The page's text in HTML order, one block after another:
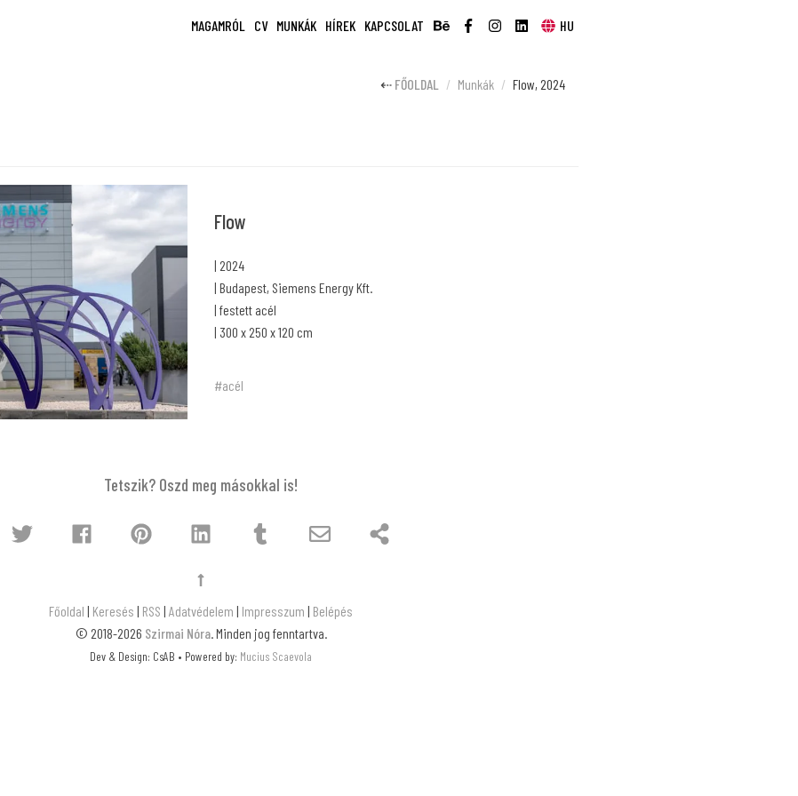
MAGAMRÓL CV MUNKÁK HÍREK KAPCSOLAT HU
FŐOLDAL Munkák Flow, 2024
Flow
| 2024
| Budapest, Siemens Energy Kft.
| festett acél
| 300 x 250 x 120 cm
#acél
Tetszik? Oszd meg másokkal is!
Főoldal | Keresés | RSS | Adatvédelem | Impresszum | Belépés
© 2018-2026 Szirmai Nóra. Minden jog fenntartva.
Dev & Design: CsAB • Powered by: Mucius Scaevola